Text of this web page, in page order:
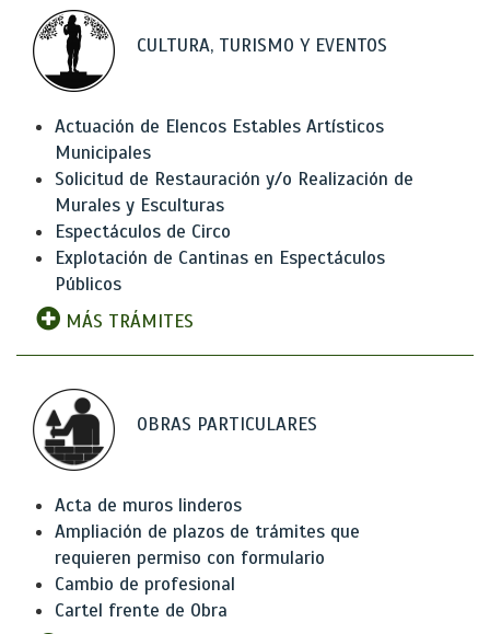
CULTURA, TURISMO Y EVENTOS
Actuación de Elencos Estables Artísticos
Municipales
Solicitud de Restauración y/o Realización de
Murales y Esculturas
Espectáculos de Circo
Explotación de Cantinas en Espectáculos
Públicos
MÁS TRÁMITES
OBRAS PARTICULARES
Acta de muros linderos
Ampliación de plazos de trámites que
requieren permiso con formulario
Cambio de profesional
Cartel frente de Obra